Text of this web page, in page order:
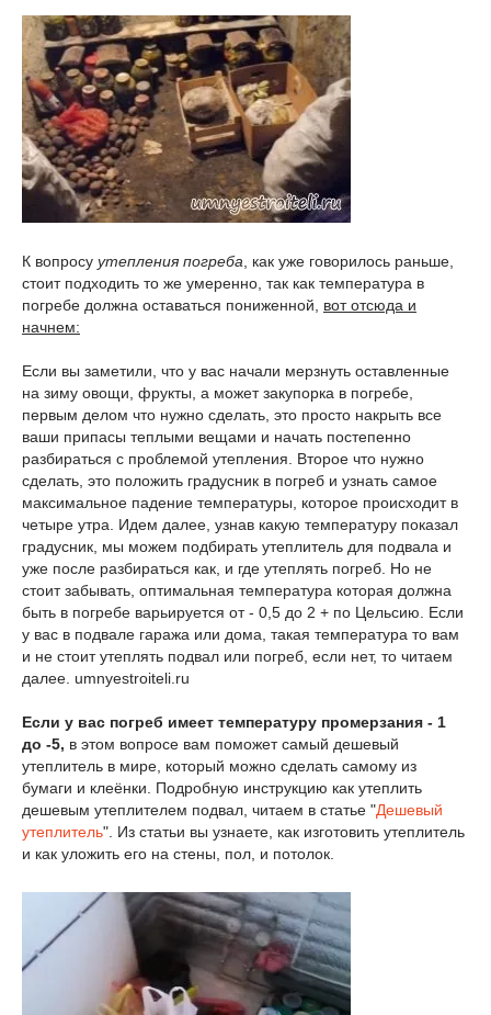
К вопросу утепления погреба , как уже говорилось раньше,
стоит подходить то же умеренно, так как температура в
погребе должна оставаться пониженной, вот отсюда и
начнем:
Если вы заметили, что у вас начали мерзнуть оставленные
на зиму овощи, фрукты, а может закупорка в погребе,
первым делом что нужно сделать, это просто накрыть все
ваши припасы теплыми вещами и начать постепенно
разбираться с проблемой утепления. Второе что нужно
сделать, это положить градусник в погреб и узнать самое
максимальное падение температуры, которое происходит в
четыре утра. Идем далее, узнав какую температуру показал
градусник, мы можем подбирать утеплитель для подвала и
уже после разбираться как, и где утеплять погреб. Но не
стоит забывать, оптимальная температура которая должна
быть в погребе варьируется от - 0,5 до 2 + по Цельсию. Если
у вас в подвале гаража или дома, такая температура то вам
и не стоит утеплять подвал или погреб, если нет, то читаем
далее. umnyestroiteli.ru
Если у вас погреб имеет температуру промерзания - 1
до -5, в этом вопросе вам поможет самый дешевый
утеплитель в мире, который можно сделать самому из
бумаги и клеёнки. Подробную инструкцию как утеплить
дешевым утеплителем подвал, читаем в статье "Дешевый
утеплитель". Из статьи вы узнаете, как изготовить утеплитель
и как уложить его на стены, пол, и потолок.